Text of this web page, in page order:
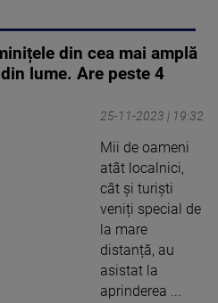
din cea mai amplă
lume. Are peste 4
25-11-2023 | 19:32
Mii de oameni
atât localnici,
cât și turiști
veniți special de
la mare
distanță, au
asistat la
aprinderea ...